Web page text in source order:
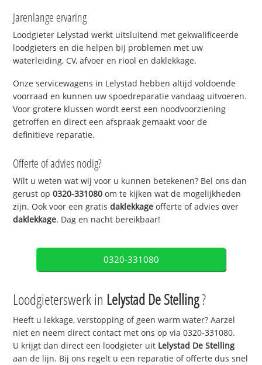
Jarenlange ervaring
Loodgieter Lelystad werkt uitsluitend met gekwalificeerde
loodgieters en die helpen bij problemen met uw
waterleiding, CV, afvoer en riool en daklekkage.
Onze servicewagens in Lelystad hebben altijd voldoende
voorraad en kunnen uw spoedreparatie vandaag uitvoeren.
Voor grotere klussen wordt eerst een noodvoorziening
getroffen en direct een afspraak gemaakt voor de
definitieve reparatie.
Offerte of advies nodig?
Wilt u weten wat wij voor u kunnen betekenen? Bel ons dan
gerust op0320-331080 om te kijken wat de mogelijkheden
zijn. Ook voor een gratisdaklekkage offerte of advies over
daklekkage. Dag en nacht bereikbaar!
0320-331080
Loodgieterswerk in Lelystad De Stelling?
Heeft u lekkage, verstopping of geen warm water? Aarzel
niet en neem direct contact met ons op via 0320-331080.
U krijgt dan direct een loodgieter uit Lelystad De Stelling
aan de lijn. Bij ons regelt u een reparatie of offerte dus snel